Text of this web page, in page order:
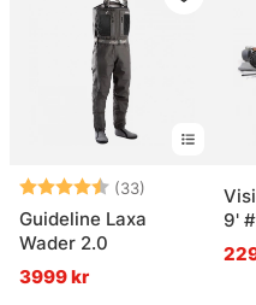
Betyg: (33)
4.6 utav 5
Guideline Laxa
Wader 2.0
3999 kr
9'